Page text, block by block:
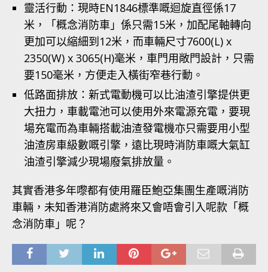
靈活行動：現時EN1846標準嘅迴旋直徑係17
米，「概念消防車」係只需15米，加配尾軸轉向
更加可以縮細到12米，而車輛尺寸7600(L) x
2350(W) x 3065(H)毫米，車門用敞門設計，只需
要150毫米，方便走入橫街窄巷行動。
低路面排放：新式電動機可以比油渣引擎提供更
大扭力，車載電池可以使用外來電源充電，要現
場充電而為車輛搭載油渣發電機亦只需要用小型
油渣房車級數嘅引擎，遠比現時消防車嘅大氣缸
油渣引擎減少現場廢氣排放量。
其實香港多年嚟都有使用羅臣鮑亞集團生產嘅消防
車輛，未知香港消防處將來又會唔會引入呢款「概
念消防車」呢？